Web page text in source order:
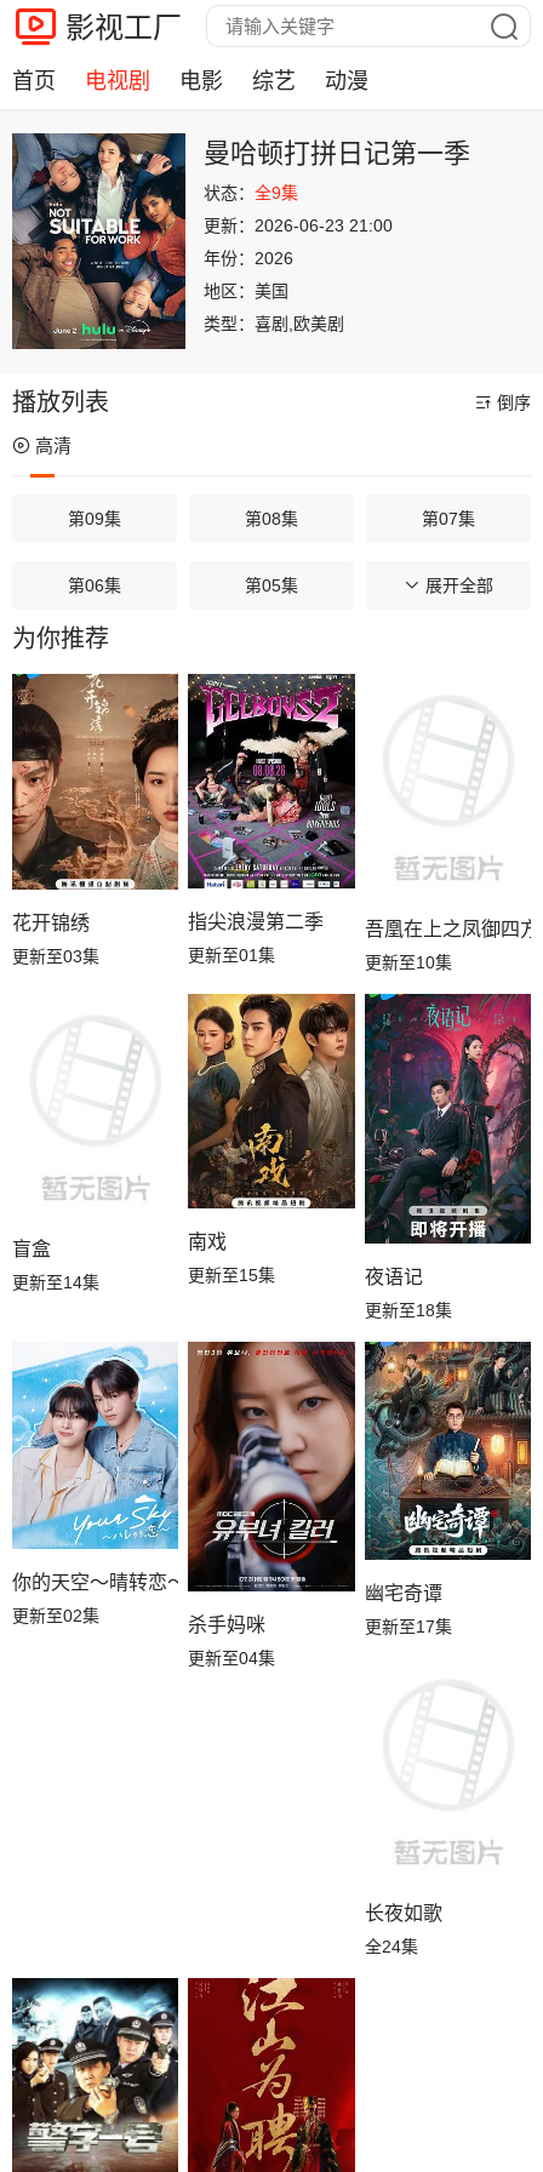
影视工厂
首页 电视剧 电影 综艺 动漫
曼哈顿打拼日记第一季
状态： 全9集
更新： 2026-06-23 21:00
年份： 2026
地区： 美国
类型： 喜剧,欧美剧
播放列表 倒序
高清
第09集 第08集 第07集
第06集 第05集 第04集
第03集
展开全部
为你推荐
花开锦绣
更新至03集
指尖浪漫第二季
更新至01集
吾凰在上之凤御四方
更新至10集
盲盒
更新至14集
南戏
更新至15集 夜语记
更新至18集
你的天空～晴转恋～
更新至02集 杀手妈咪
更新至04集
幽宅奇谭
更新至17集
长夜如歌
全24集